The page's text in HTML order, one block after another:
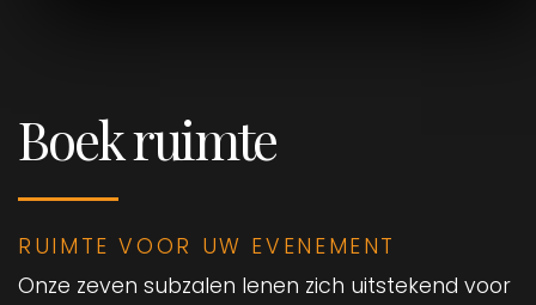
Boek ruimte
RUIMTE VOOR UW EVENEMENT
Onze zeven subzalen lenen zich uitstekend voor